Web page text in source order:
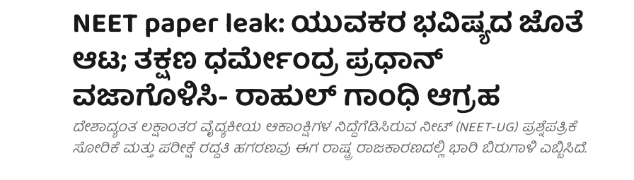
NEET paper leak: ಯುವಕರ ಭವಿಷ್ಯದ ಜೊತೆ
ಆಟ; ತಕ್ಷಣ ಧರ್ಮೇಂದ್ರ ಪ್ರಧಾನ್
ವಜಾಗೊಳಿಸಿ- ರಾಹುಲ್ ಗಾಂಧಿ ಆಗ್ರಹ
ದೇಶಾದ್ಯಂತ ಲಕ್ಷಾಂತರ ವೈದ್ಯಕೀಯ ಆಕಾಂಕ್ಷಿಗಳ ನಿದ್ದೆಗೆಡಿಸಿರುವ ನೀಟ್ (NEET-UG) ಪ್ರಶ್ನೆಪತ್ರಿಕೆ
ಸೋರಿಕೆ ಮತ್ತು ಪರೀಕ್ಷೆ ರದ್ದತಿ ಹಗರಣವು ಈಗ ರಾಷ್ಟ್ರ ರಾಜಕಾರಣದಲ್ಲಿ ಭಾರಿ ಬಿರುಗಾಳಿ ಎಬ್ಬಿಸಿದೆ.